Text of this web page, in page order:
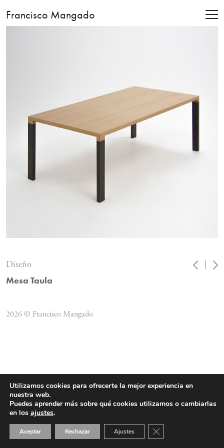
Francisco Mangado
Diseño
Mesa Taula
2026 © Francisco Mangado
Utilizamos cookies para ofrecerte la mejor experiencia en
nuestra web.
Puedes aprender más sobre qué cookies utilizamos o cambiarlas
en los ajustes.
Aceptar Rechazar Ajustes Cerrar el banner de